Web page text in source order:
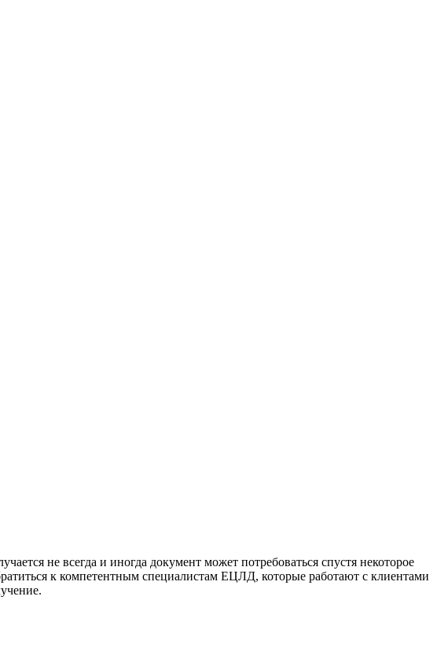
не всегда и иногда документ может потребоваться спустя некоторое
к компетентным специалистам ЕЦЛД, которые работают с клиентами